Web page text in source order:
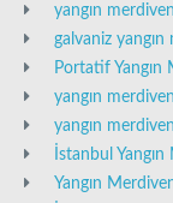
yangın
galvaniz yangın
Portatif Yangın
yangın
yangın
İstanbul
Yangın